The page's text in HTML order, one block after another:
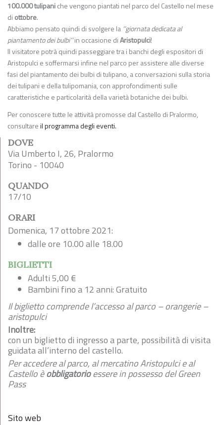
100.000 tulipaniche vengono piantati nel parco del Castello nel mese
di ottobre.
Abbiamo pensato quindi di svolgere la ‘’giornata dedicata al
piantamento dei bulbi’’in occasione diAristopulci!
Il visitatore potrà quindi passeggiare tra i banchi degli espositori di
Aristopulci e soffermarsi infine nel parco per assistere alle diverse
fasi del piantamento dei bulbi di tulipano, a conversazioni sulla storia
dei tulipani e della tulipomania, con approfondimenti sulle
caratteristiche e particolarità della varietà botaniche dei bulbi.
Per conoscere tutte le attività promosse dal Castello di Pralormo,
consultareil programma degli eventi.
DOVE
Via Umberto I, 26, Pralormo
Torino - 10040
QUANDO
17/10
ORARI
Domenica, 17 ottobre 2021:
dalle ore 10.00 alle 18.00
BIGLIETTI
Adulti 5,00 €
Bambini fino a 12 anni: Gratuito
Il biglietto comprende l’accesso al parco – orangerie –
aristopulci
Inoltre:
con un biglietto di ingresso a parte, possibilità divisita
guidata all’interno del castello.
Per accedere al parco, al mercatinoAristopulci e al
Castello èobbligatorioessere in possesso del Green
Pass
Sito web